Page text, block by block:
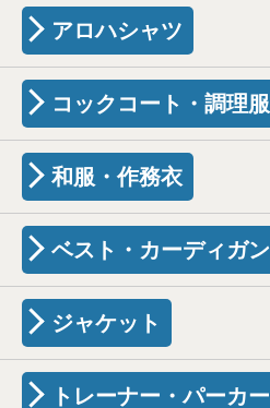
アロハシャツ
コックコート・調理服
和服・作務衣
ベスト・カーディガン
ジャケット
トレーナー・パーカー